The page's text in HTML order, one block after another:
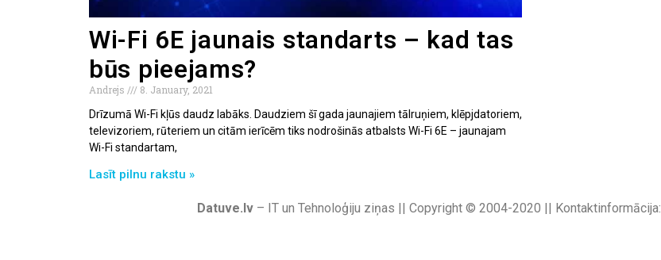
Wi-Fi 6E jaunais standarts – kad tas
būs pieejams?
Andrejs
8. January, 2021
Drīzumā Wi-Fi kļūs daudz labāks. Daudziem šī gada jaunajiem tālruņiem, klēpjdatoriem,
televizoriem, rūteriem un citām ierīcēm tiks nodrošinās atbalsts Wi-Fi 6E – jaunajam
Wi-Fi standartam,
Lasīt pilnu rakstu »
Datuve.lv – IT un Tehnoloģiju ziņas || Copyright © 2004-2020 || Kontaktinformācija: